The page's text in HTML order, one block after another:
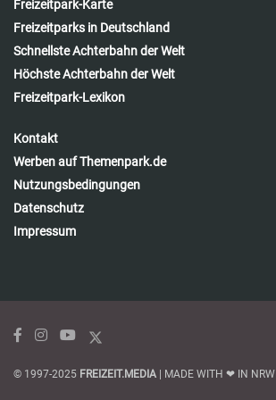
Freizeitpark-Karte
Freizeitparks in Deutschland
Schnellste Achterbahn der Welt
Höchste Achterbahn der Welt
Freizeitpark-Lexikon
Kontakt
Werben auf Themenpark.de
Nutzungsbedingungen
Datenschutz
Impressum
© 1997-2025 FREIZEIT.MEDIA | MADE WITH ❤ IN NRW